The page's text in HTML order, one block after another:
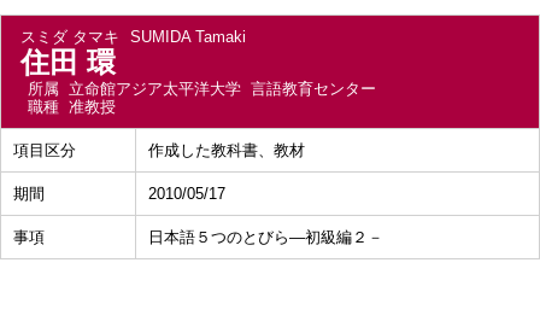
スミダ タマキ SUMIDA Tamaki
住田 環
所属 立命館アジア太平洋大学 言語教育センター
職種 准教授
項目区分 作成した教科書、教材
期間 2010/05/17
事項 日本語５つのとびら―初級編２－